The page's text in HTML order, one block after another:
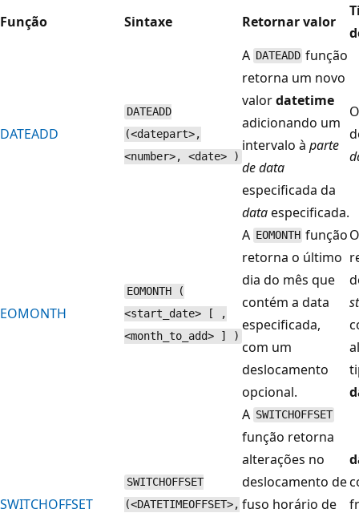
Função Sintaxe Retornar valor
DATEADD
DATEADD
(<datepart>,
<number>, <date> )
A DATEADD função
retorna um novo
valordatetime
adicionando um
intervalo à parte
de data
especificada da
dataespecificada.
EOMONTH
EOMONTH (
<start_date> [ ,
<month_to_add> ] )
A EOMONTH função
retorna o último
dia do mês que
contém a data
especificada,
com um
deslocamento
opcional.
SWITCHOFFSET
SWITCHOFFSET
(<DATETIMEOFFSET>,
A SWITCHOFFSET
função retorna
alterações no
deslocamento de
fuso horário de